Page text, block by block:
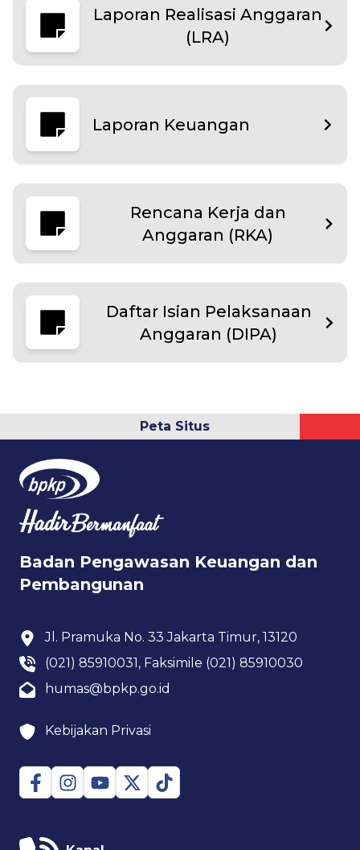
Laporan Realisasi Anggaran
(LRA)
Laporan Keuangan
Rencana Kerja dan
Anggaran (RKA)
Daftar Isian Pelaksanaan
Anggaran (DIPA)
Peta Situs
Badan Pengawasan Keuangan dan
Pembangunan
Jl. Pramuka No. 33 Jakarta Timur, 13120
(021) 85910031, Faksimile (021) 85910030
humas@bpkp.go.id
Kebijakan Privasi